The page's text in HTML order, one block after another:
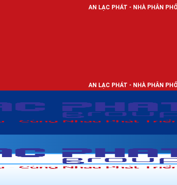
AN LẠC PHÁT - NHÀ PHÂN PHỐI THIẾT BỊ
AN LẠC PHÁT - NHÀ PHÂN PHỐI THIẾT BỊ